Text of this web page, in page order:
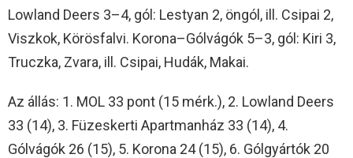
Lowland Deers 3–4, gól: Lestyan 2, öngól, ill. Csipai 2,
Viszkok, Körösfalvi. Korona–Gólvágók 5–3, gól: Kiri 3,
Truczka, Zvara, ill. Csipai, Hudák, Makai.
Az állás: 1. MOL 33 pont (15 mérk.), 2. Lowland Deers
33 (14), 3. Füzeskerti Apartmanház 33 (14), 4.
Gólvágók 26 (15), 5. Korona 24 (15), 6. Gólgyártók 20